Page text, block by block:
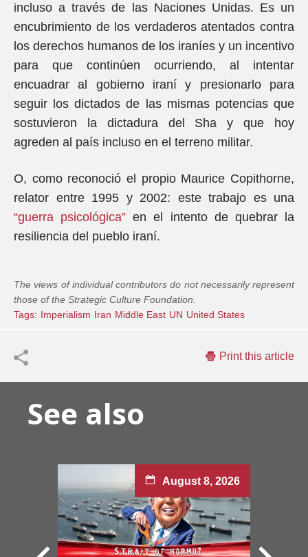
incluso a través de las Naciones Unidas. Es un
encubrimiento de los verdaderos atentados contra
los derechos humanos de los iraníes y un incentivo
para que continúen ocurriendo, al intentar
encuadrar al gobierno iraní y presionarlo para
seguir los dictados de las mismas potencias que
sostuvieron la dictadura del Sha y que hoy
agreden al país incluso en el terreno militar.
O, como reconoció el propio Maurice Copithorne,
relator entre 1995 y 2002: este trabajo es una
“guerra psicológica” en el intento de quebrar la
resiliencia del pueblo iraní.
The views of individual contributors do not necessarily represent
those of the Strategic Culture Foundation.
Tags: Imperialism Iran Middle East UN United States
Print this article
See also
August 8, 2026